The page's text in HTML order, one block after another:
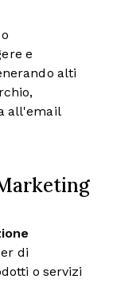
e
alti
all'email
di
o servizi